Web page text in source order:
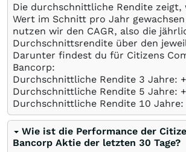
Die durchschnittliche Rendite zeigt,
Wert im Schnitt pro Jahr
nutzen wir den CAGR, also die
Durchschnittsrendite über den
Darunter findest du für Citizens
Bancorp:
Durchschnittliche Rendite 3 Jahre:
Durchschnittliche Rendite 5 Jahre:
Durchschnittliche Rendite 10 Jahre:
Wie ist die Performance der
Bancorp Aktie der letzten 30 Tage?